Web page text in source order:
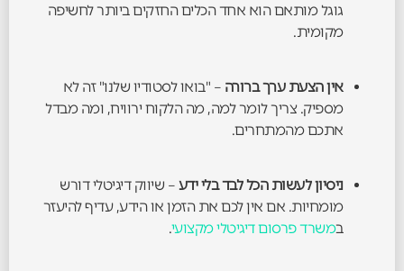
גוגל מותאם הוא אחד הכלים החזקים ביותר לחשיפה
מקומית.
אין הצעת ערך ברורה – "בואו לסטודיו שלנו" זה לא
מספיק. צריך לומר למה, מה הלקוח ירוויח, ומה מבדל
אתכם מהמתחרים.
ניסיון לעשות הכל לבד בלי ידע – שיווק דיגיטלי דורש
מומחיות. אם אין לכם את הזמן או הידע, עדיף להיעזר
במשרד פרסום דיגיטלי מקצועי.